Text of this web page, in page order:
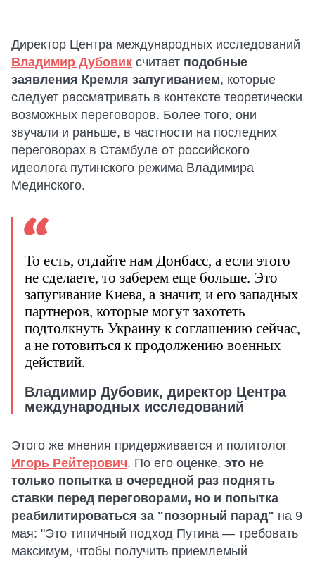
Директор Центра международных исследований
Владимир Дубовик считает подобные
заявления Кремля запугиванием, которые
следует рассматривать в контексте теоретически
возможных переговоров. Более того, они
звучали и раньше, в частности на последних
переговорах в Стамбуле от российского
идеолога путинского режима Владимира
Мединского.
То есть, отдайте нам Донбасс, а если этого
не сделаете, то заберем еще больше. Это
запугивание Киева, а значит, и его западных
партнеров, которые могут захотеть
подтолкнуть Украину к соглашению сейчас,
а не готовиться к продолжению военных
действий.
Владимир Дубовик, директор Центра
международных исследований
Этого же мнения придерживается и политолог
Игорь Рейтерович. По его оценке, это не
только попытка в очередной раз поднять
ставки перед переговорами, но и попытка
реабилитироваться за "позорный парад" на 9
мая: "Это типичный подход Путина — требовать
максимум, чтобы получить приемлемый